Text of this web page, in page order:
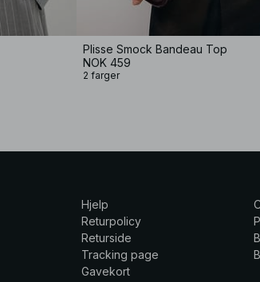
Plisse Smock Bandeau Top
NOK 459
2 farger
Hjelp
Returpolicy
Returside
Tracking page
Gavekort